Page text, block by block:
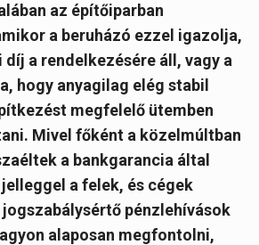
az építőiparban
a beruházó ezzel igazolja,
a rendelkezésére áll, vagy a
hogy anyagilag elég stabil
megfelelő ütemben
Mivel főként a közelmúltban
a bankgarancia által
a felek, és cégek
pénzlehívások
alaposan megfontolni,